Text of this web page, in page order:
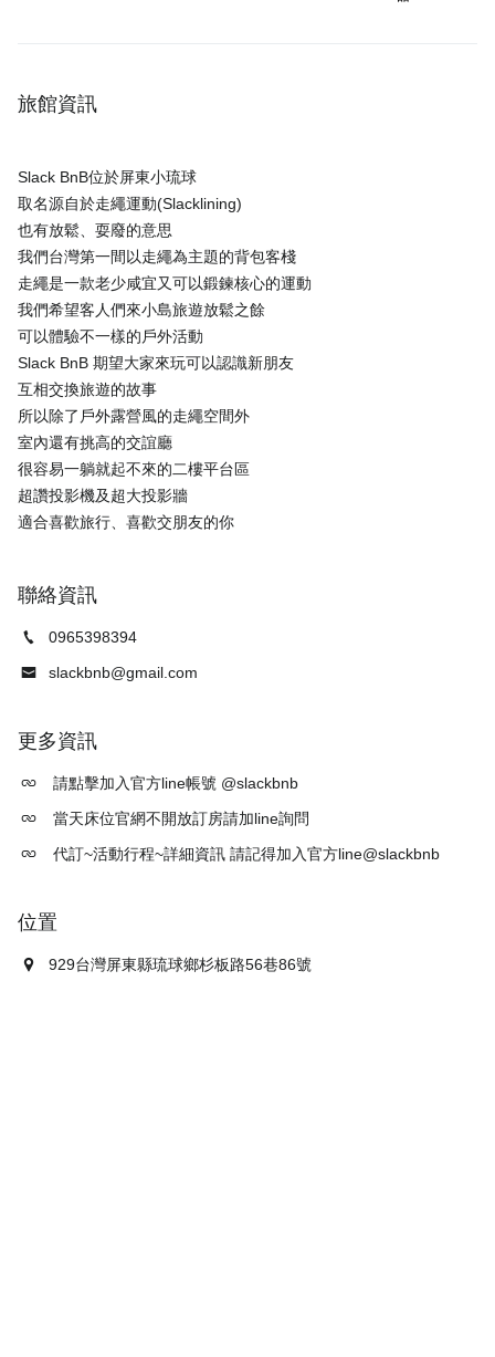
旅館資訊
Slack BnB位於屏東小琉球
取名源自於走繩運動(Slacklining)
也有放鬆、耍廢的意思
我們台灣第一間以走繩為主題的背包客棧
走繩是一款老少咸宜又可以鍛鍊核心的運動
我們希望客人們來小島旅遊放鬆之餘
可以體驗不一樣的戶外活動
Slack BnB 期望大家來玩可以認識新朋友
互相交換旅遊的故事
所以除了戶外露營風的走繩空間外
室內還有挑高的交誼廳
很容易一躺就起不來的二樓平台區
超讚投影機及超大投影牆
聯絡資訊
0965398394
slackbnb@gmail.com
更多資訊
請點擊加入官方line帳號 @slackbnb
當天床位官網不開放訂房請加line詢問
代訂~活動行程~詳細資訊 請記得加入官方line@slackbnb
位置
929台灣屏東縣琉球鄉杉板路56巷86號